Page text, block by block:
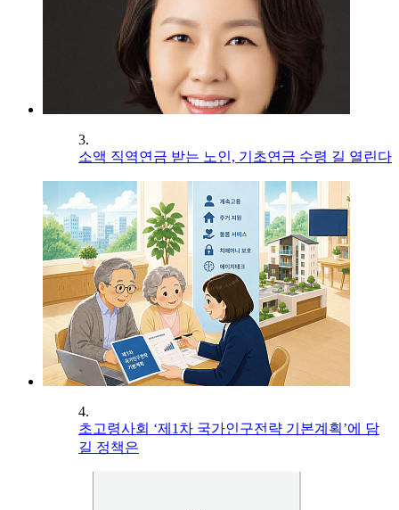
3.
소액 직역연금 받는 노인, 기초연금 수령 길 열린다
4.
초고령사회 ‘제1차 국가인구전략 기본계획’에 담
길 정책은